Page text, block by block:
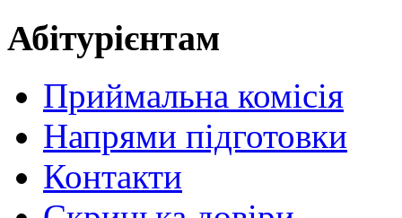
Абітурієнтам
Приймальна комісія
Напрями підготовки
Контакти